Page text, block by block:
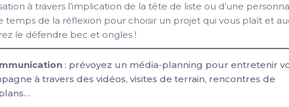
à travers l’implication de la tête de liste ou d’une
temps de la réflexion pour choisir un projet qui vous plaît et
le défendre bec et ongles !
: prévoyez un média-planning pour entretenir
à travers des vidéos, visites de terrain, rencontres de